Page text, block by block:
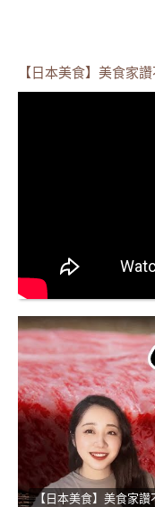
【日本美食】美食家
【日本美食】美食家